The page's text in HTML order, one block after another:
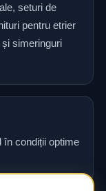
seturi de
pentru etrier
simeringuri
în condiții optime